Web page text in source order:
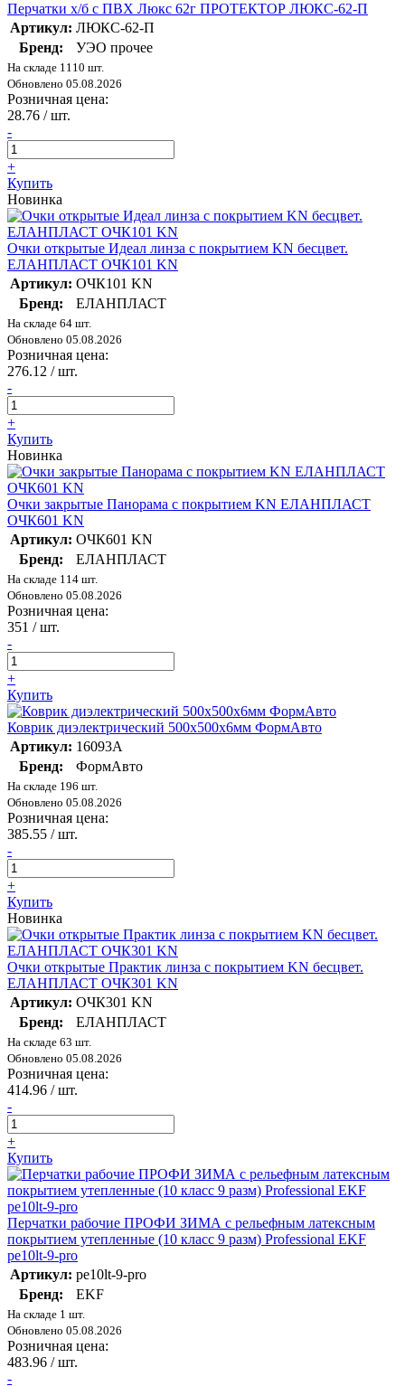
Перчатки х/б с ПВХ Люкс 62г ПРОТЕКТОР ЛЮКС-62-П
Артикул: ЛЮКС-62-П
Бренд:
УЭО прочее
На складе 1110 шт.
Обновлено 05.08.2026
Розничная цена:
28.76 / шт.
-
+
Купить
Новинка
Очки открытые Идеал линза с покрытием KN бесцвет.
ЕЛАНПЛАСТ ОЧК101 KN
Артикул: ОЧК101 KN
Бренд:
ЕЛАНПЛАСТ
На складе 64 шт.
Обновлено 05.08.2026
Розничная цена:
276.12 / шт.
-
+
Купить
Новинка
Очки закрытые Панорама с покрытием KN ЕЛАНПЛАСТ
ОЧК601 KN
Артикул: ОЧК601 KN
Бренд:
ЕЛАНПЛАСТ
На складе 114 шт.
Обновлено 05.08.2026
Розничная цена:
351 / шт.
-
+
Купить
Коврик диэлектрический 500х500х6мм ФормАвто
Артикул: 16093А
Бренд:
ФормАвто
На складе 196 шт.
Обновлено 05.08.2026
Розничная цена:
385.55 / шт.
-
+
Купить
Новинка
Очки открытые Практик линза с покрытием KN бесцвет.
ЕЛАНПЛАСТ ОЧК301 KN
Артикул: ОЧК301 KN
Бренд:
ЕЛАНПЛАСТ
На складе 63 шт.
Обновлено 05.08.2026
Розничная цена:
414.96 / шт.
-
+
Купить
Перчатки рабочие ПРОФИ ЗИМА с рельефным латексным
покрытием утепленные (10 класс 9 разм) Professional EKF
pe10lt-9-pro
Артикул: pe10lt-9-pro
Бренд:
EKF
На складе 1 шт.
Обновлено 05.08.2026
Розничная цена:
483.96 / шт.
-